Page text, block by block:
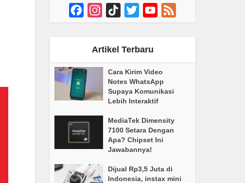
FacebookInstagram
TikTok Twitter YouTube
Channel
Artikel Terbaru
Cara Kirim Video
Notes WhatsApp
Supaya Komunikasi
Lebih Interaktif
MediaTek Dimensity
7100 Setara Dengan
Apa? Chipset Ini
Jawabannya!
Dijual Rp3,5 Juta di
Indonesia, instax mini